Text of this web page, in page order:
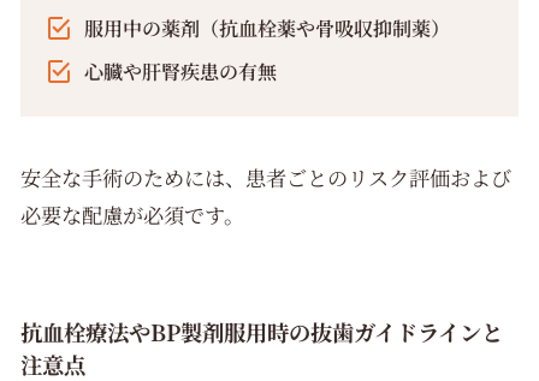
服用中の薬剤（抗血栓薬や骨吸収抑制薬）
心臓や肝腎疾患の有無
安全な手術のためには、患者ごとのリスク評価および
必要な配慮が必須です。
抗血栓療法やBP製剤服用時の抜歯ガイドラインと
注意点